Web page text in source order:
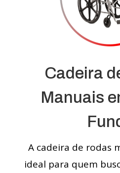
Cadeira
Manuais
A cadeira de rodas
ideal para quem